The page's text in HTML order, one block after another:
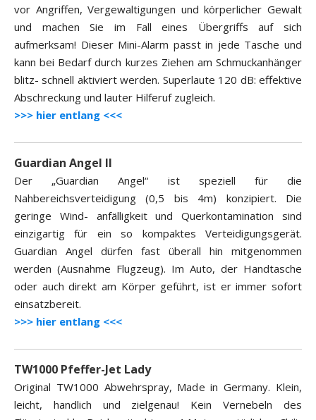
vor Angriffen, Vergewaltigungen und körperlicher Gewalt
und machen Sie im Fall eines Übergriffs auf sich
aufmerksam! Dieser Mini-Alarm passt in jede Tasche und
kann bei Bedarf durch kurzes Ziehen am Schmuckanhänger
blitz- schnell aktiviert werden. Superlaute 120 dB: effektive
Abschreckung und lauter Hilferuf zugleich.
>>> hier entlang <<<
Guardian Angel II
Der „Guardian Angel“ ist speziell für die
Nahbereichsverteidigung (0,5 bis 4m) konzipiert. Die
geringe Wind- anfälligkeit und Querkontamination sind
einzigartig für ein so kompaktes Verteidigungsgerät.
Guardian Angel dürfen fast überall hin mitgenommen
werden (Ausnahme Flugzeug). Im Auto, der Handtasche
oder auch direkt am Körper geführt, ist er immer sofort
einsatzbereit.
>>> hier entlang <<<
TW1000 Pfeffer-Jet Lady
Original TW1000 Abwehrspray, Made in Germany. Klein,
leicht, handlich und zielgenau! Kein Vernebeln des